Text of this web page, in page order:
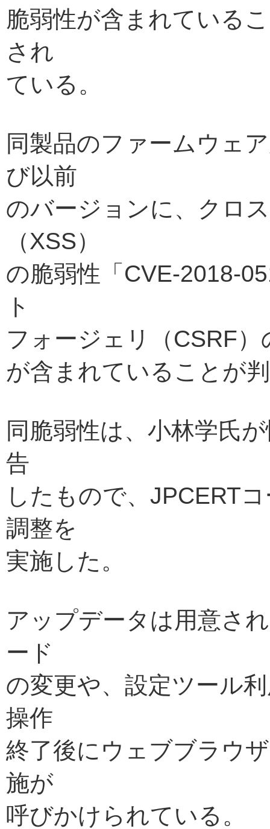
脆弱性が含まれている
され
ている。
同製品のファームウェ
び以前
のバージョンに、クロ
（XSS）
の脆弱性「CVE-2018-
ト
フォージェリ（CSRF
が含まれていることが
同脆弱性は、小林学氏
告
したもので、JPCERT
調整を
実施した。
アップデータは用意さ
ード
の変更や、設定ツール
操作
終了後にウェブブラウ
施が
呼びかけられている。